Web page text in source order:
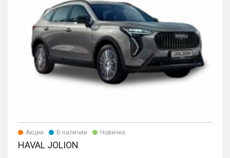
Акции В наличии Новинка
HAVAL JOLION